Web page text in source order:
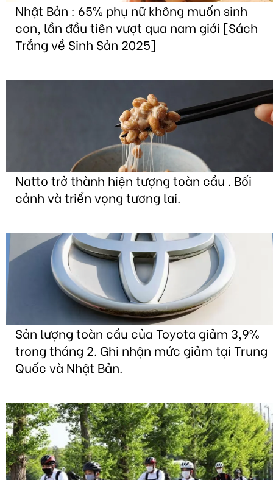
Nhật Bản : 65% phụ nữ không muốn sinh
con, lần đầu tiên vượt qua nam giới [Sách
Trắng về Sinh Sản 2025]
Natto trở thành hiện tượng toàn cầu . Bối
cảnh và triển vọng tương lai.
Sản lượng toàn cầu của Toyota giảm 3,9%
trong tháng 2. Ghi nhận mức giảm tại Trung
Quốc và Nhật Bản.